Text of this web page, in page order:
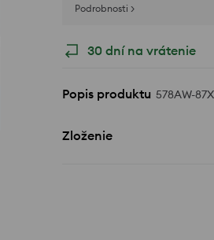
Podrobnosti >
30 dní na vrátenie
Popis produktu 578AW-87X
Zloženie